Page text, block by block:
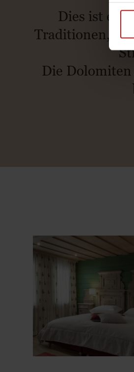
Dies ist ein
Traditionen,
Die Dolomiten